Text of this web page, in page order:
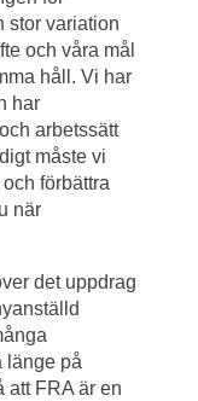
stor variation
och våra mål
håll. Vi har
har
arbetssätt
måste vi
förbättra
när
det uppdrag
länge på
att FRA är en